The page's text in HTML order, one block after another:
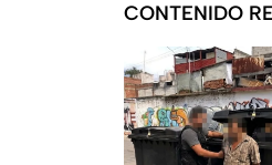
CONTENIDO